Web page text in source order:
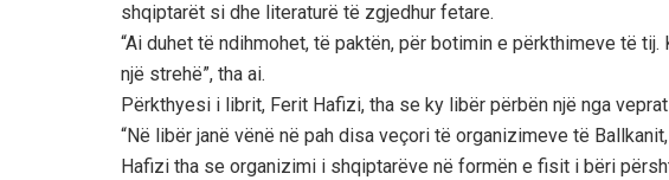
shqiptarët si dhe literaturë të zgjedhur fetare.
“Ai duhet të ndihmohet, të paktën, për botimin e përkthimeve të
një strehë”, tha ai.
Përkthyesi i librit, Ferit Hafizi, tha se ky libër përbën një nga
“Në libër janë vënë në pah disa veçori të organizimeve të Ballkanit,
Hafizi tha se organizimi i shqiptarëve në formën e fisit i bëri